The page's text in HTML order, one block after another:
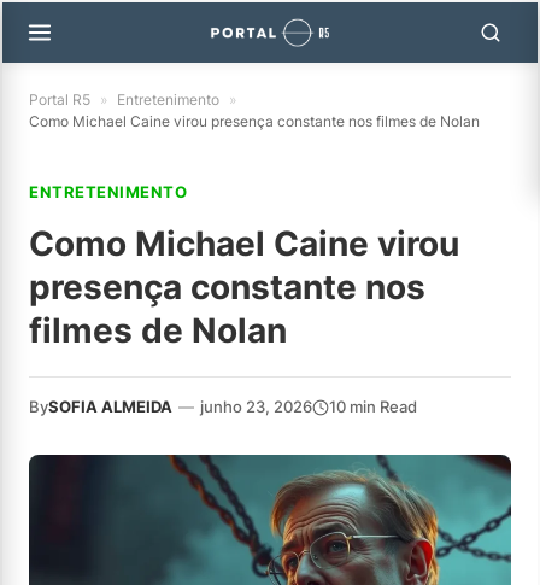
Portal R5 » Entretenimento »
Como Michael Caine virou presença constante nos filmes de Nolan
ENTRETENIMENTO
Como Michael Caine virou
presença constante nos
filmes de Nolan
BySOFIA ALMEIDA — junho 23, 2026 10 min Read